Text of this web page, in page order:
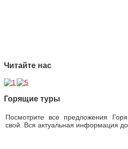
Читайте нас
Горящие туры
Посмотрите все предложения
свой. Вся актуальная информация